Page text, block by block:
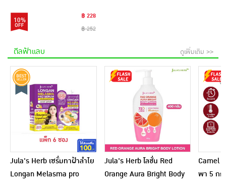
10%
฿ 228
฿ 252
ดีลฟ้าแลบ ดูเพิ่มเติม >>
Jula's Herb เซรั่มทาฝ้าลำไย
Longan Melasma pro
Jula's Herb โลชั่น Red
Orange Aura Bright Body
Camel
พา 5 กก